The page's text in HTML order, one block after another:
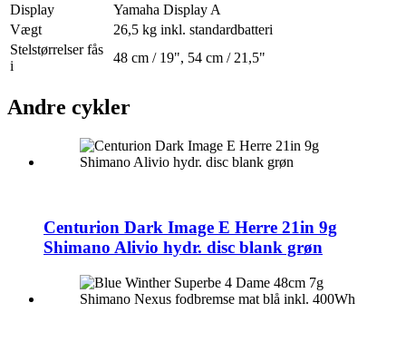
Display
Yamaha Display A
Vægt
26,5 kg inkl. standardbatteri
Stelstørrelser fås
i
48 cm / 19", 54 cm / 21,5"
Andre cykler
Centurion Dark Image E Herre 21in 9g
Shimano Alivio hydr. disc blank grøn